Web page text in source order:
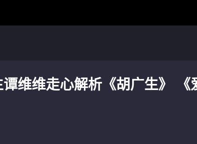
维维走心解析《胡广生》 《